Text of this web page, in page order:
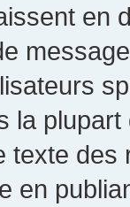
en
la
texte
en